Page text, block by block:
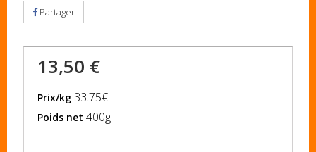
Partager
13,50 €
Prix/kg 33.75€
Poids net 400g